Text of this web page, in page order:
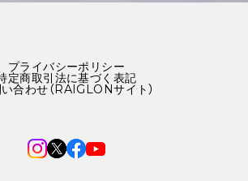
プライバシーポリシー
定商取引法に基づく表記
合わせ（RAIGLONサイト）